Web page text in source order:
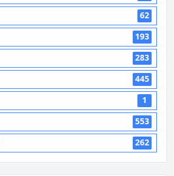
62
193
283
445
1
553
262